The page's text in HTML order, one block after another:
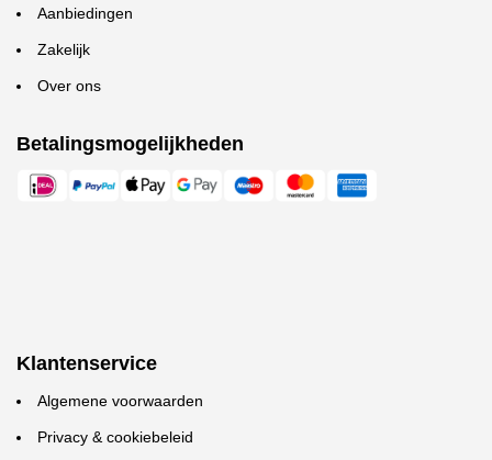
Aanbiedingen
Zakelijk
Over ons
Betalingsmogelijkheden
Klantenservice
Algemene voorwaarden
Privacy & cookiebeleid